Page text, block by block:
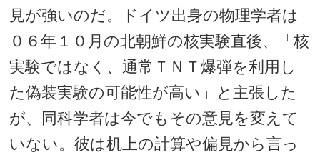
見が強いのだ。ドイツ出身の物理学者は
０６年１０月の北朝鮮の核実験直後、「核
実験ではなく、通常ＴＮＴ爆弾を利用し
た偽装実験の可能性が高い」と主張した
が、同科学者は今でもその意見を変えて
いない。彼は机上の計算や偏見から言っ